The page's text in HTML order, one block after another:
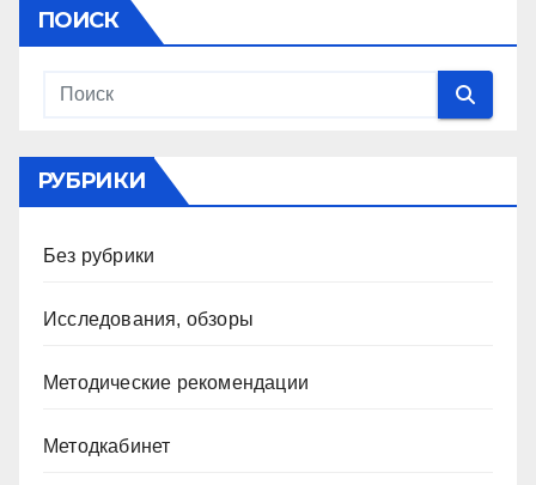
ПОИСК
РУБРИКИ
Без рубрики
Исследования, обзоры
Методические рекомендации
Методкабинет